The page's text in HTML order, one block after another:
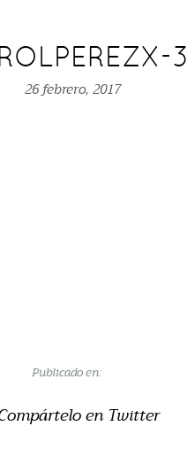
3
26 febrero, 2017
Publicado en:
en Twitter